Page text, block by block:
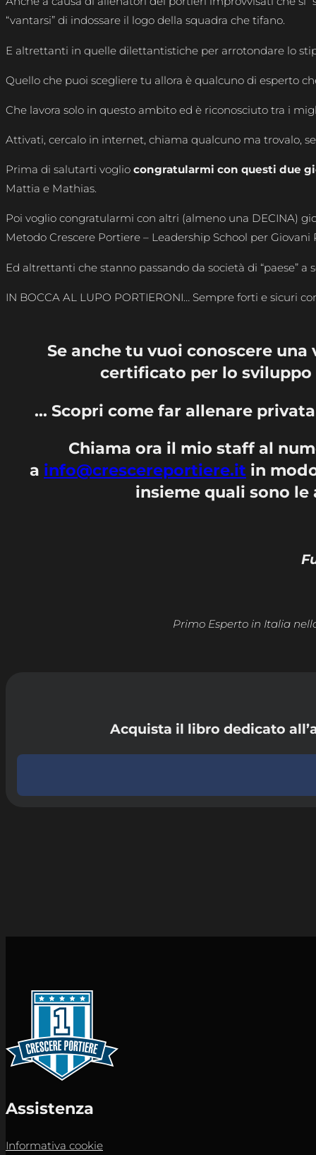
“vantarsi” di indossare il logo della squadra che tifano.
E altrettanti in quelle dilettantistiche per arrotondare lo
Quello che puoi scegliere tu allora è qualcuno di esperto
Che lavora solo in questo ambito ed è riconosciuto tra i
Attivati, cercalo in internet, chiama qualcuno ma trovalo,
Prima di salutarti voglio congratularmi con questi due
Mattia e Mathias.
Poi voglio congratularmi con altri (almeno una DECINA)
Metodo Crescere Portiere – Leadership School per
Ed altrettanti che stanno passando da società di “paese”
IN BOCCA AL LUPO PORTIERONI… Sempre forti e sicuri
Se anche tu vuoi conoscere
certificato per lo
… Scopri come far allenare
Chiama ora il mio staff al
a info@crescereportiere.it in
insieme quali sono
Primo Esperto in Italia
Acquista il libro dedicato
Assistenza
Informativa cookie